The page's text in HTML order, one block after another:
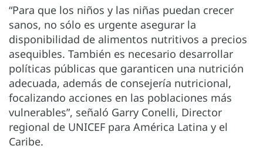
“Para que los niños y las niñas puedan crecer
sanos, no sólo es urgente asegurar la
disponibilidad de alimentos nutritivos a precios
asequibles. También es necesario desarrollar
políticas públicas que garanticen una nutrición
adecuada, además de consejería nutricional,
focalizando acciones en las poblaciones más
vulnerables”, señaló Garry Conelli, Director
regional de UNICEF para América Latina y el
Caribe.